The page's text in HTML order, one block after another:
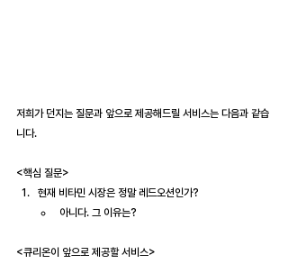
저희가 던지는 질문과 앞으로 제공해드릴 서비스는 다음과 같습
니다.
<핵심 질문>
현재 비타민 시장은 정말 레드오션인가?
아니다. 그 이유는?
<큐리온이 앞으로 제공할 서비스>